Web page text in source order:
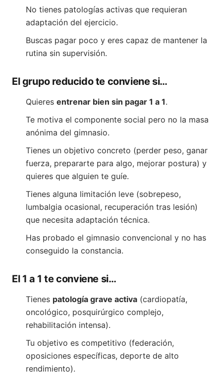
No tienes patologías activas que requieran
adaptación del ejercicio.
Buscas pagar poco y eres capaz de mantener la
rutina sin supervisión.
El grupo reducido te conviene si…
Quieres entrenar bien sin pagar 1 a 1.
Te motiva el componente social pero no la masa
anónima del gimnasio.
Tienes un objetivo concreto (perder peso, ganar
fuerza, prepararte para algo, mejorar postura) y
quieres que alguien te guíe.
Tienes alguna limitación leve (sobrepeso,
lumbalgia ocasional, recuperación tras lesión)
que necesita adaptación técnica.
Has probado el gimnasio convencional y no has
conseguido la constancia.
El 1 a 1 te conviene si…
Tienes patología grave activa (cardiopatía,
oncológico, posquirúrgico complejo,
rehabilitación intensa).
Tu objetivo es competitivo (federación,
oposiciones específicas, deporte de alto
rendimiento).